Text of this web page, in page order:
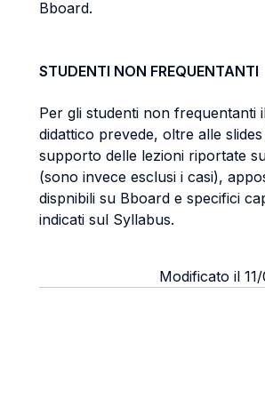
Bboard.
STUDENTI NON FREQUENTANTI
Per gli studenti non frequentanti
didattico prevede, oltre alle
supporto delle lezioni riportate
(sono invece esclusi i casi),
dispnibili su Bboard e specifici
indicati sul Syllabus.
Modificato il